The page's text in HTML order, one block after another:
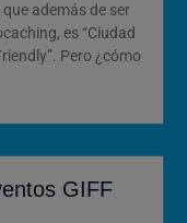
además de ser
es “Ciudad
Pero ¿cómo
GIFF